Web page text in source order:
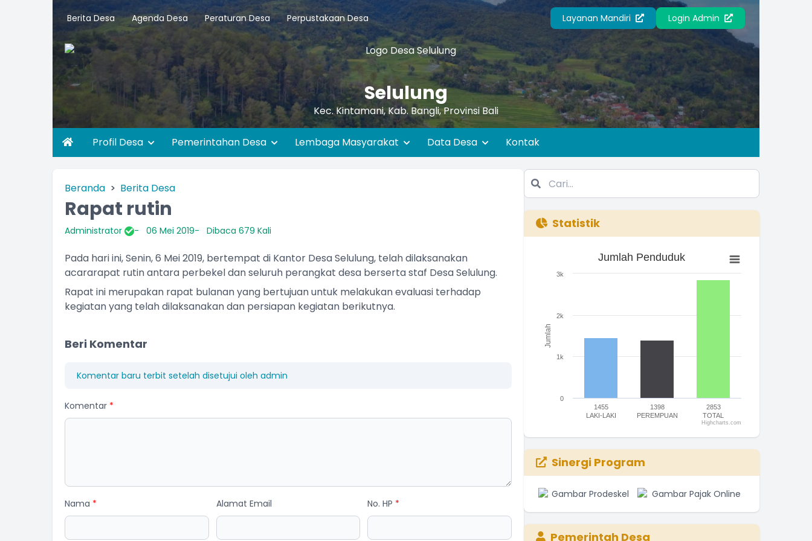
Berita Desa Agenda Desa Peraturan Desa Perpustakaan Desa Layanan Mandiri Login Admin
Selulung
Kec. Kintamani, Kab. Bangli, Provinsi Bali
Profil Desa Pemerintahan Desa Lembaga Masyarakat Data Desa Kontak
Beranda Berita Desa
Rapat rutin
Administrator 06 Mei 2019 Dibaca 679 Kali
Pada hari ini, Senin, 6 Mei 2019, bertempat di Kantor Desa Selulung, telah dilaksanakan
acararapat rutin antara perbekel dan seluruh perangkat desa berserta staf Desa Selulung.
Rapat ini merupakan rapat bulanan yang bertujuan untuk melakukan evaluasi terhadap
kegiatan yang telah dilaksanakan dan persiapan kegiatan berikutnya.
Beri Komentar
Komentar baru terbit setelah disetujui oleh admin
Komentar *
Nama * Alamat Email No. HP *
Statistik
Jumlah Penduduk
The chart has 1 X axis displaying categories.
Jumlah
Jumlah Penduduk
1455
LAKI-LAKI
1398
PEREMPUAN
2853
TOTAL
0
1k
2k
3k
Highcharts.com
Sinergi Program
Pemerintah Desa